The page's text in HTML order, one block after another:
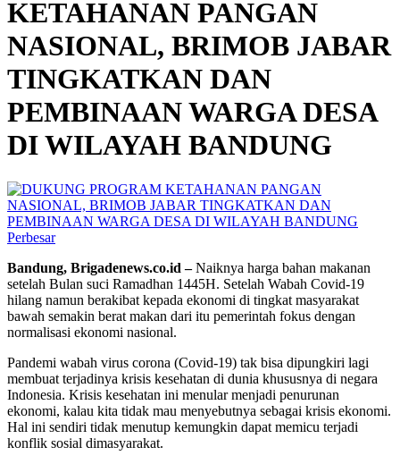
KETAHANAN PANGAN
NASIONAL, BRIMOB JABAR
TINGKATKAN DAN
PEMBINAAN WARGA DESA
DI WILAYAH BANDUNG
Perbesar
Bandung, Brigadenews.co.id –Naiknya harga bahan makanan
setelah Bulan suci Ramadhan 1445H. Setelah Wabah Covid-19
hilang namun berakibat kepada ekonomi di tingkat masyarakat
bawah semakin berat makan dari itu pemerintah fokus dengan
normalisasi ekonomi nasional.
Pandemi wabah virus corona (Covid-19) tak bisa dipungkiri lagi
membuat terjadinya krisis kesehatan di dunia khususnya di negara
Indonesia. Krisis kesehatan ini menular menjadi penurunan
ekonomi, kalau kita tidak mau menyebutnya sebagai krisis ekonomi.
Hal ini sendiri tidak menutup kemungkin dapat memicu terjadi
konflik sosial dimasyarakat.